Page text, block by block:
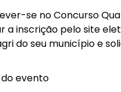
se no Concurso
a inscrição pelo site
do seu município e
evento